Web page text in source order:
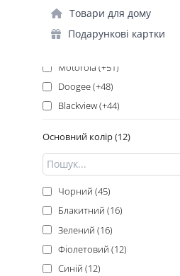
Товари для дому
Подарункові картки
Oukitel (+123)
Infinix (+71)
Motorola (+51)
Doogee (+48)
Blackview (+44)
Honor (+29)
ZTE (+27)
Основний колір (12)
Чорний (45)
Блакитний (16)
Зелений (16)
Фіолетовий (12)
Синій (12)